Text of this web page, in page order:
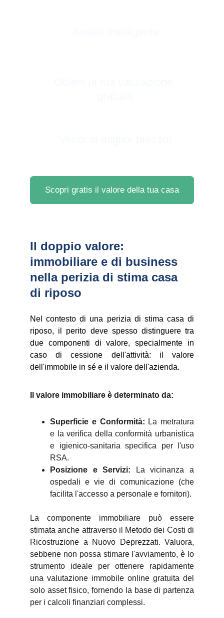
Scopri gratis il valore della tua casa
Il doppio valore:
immobiliare e di business
nella perizia di stima casa
di riposo
Nel contesto di una perizia di stima casa di
riposo, il perito deve spesso distinguere tra
due componenti di valore, specialmente in
caso di cessione dell'attività: il valore
dell'immobile in sé e il valore dell'azienda.
Il valore immobiliare è determinato da:
Superficie e Conformità: La metratura
e la verifica della conformità urbanistica
e igienico-sanitaria specifica per l'uso
RSA.
Posizione e Servizi:
La vicinanza a
ospedali e vie di comunicazione (che
facilita l'accesso a personale e fornitori).
La componente immobiliare può essere
stimata anche attraverso il Metodo dei Costi di
Ricostruzione a Nuovo Deprezzati. Valuora,
sebbene non possa stimare l'avviamento, è lo
strumento ideale per ottenere rapidamente
una valutazione immobile online gratuita del
solo asset fisico, fornendo la base di partenza
per i calcoli finanziari complessi.